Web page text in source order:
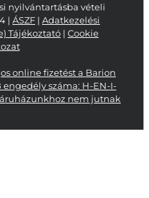
nyilvántartásba vételi
| ÁSZF | Adatkezelési
Tájékoztató | Cookie